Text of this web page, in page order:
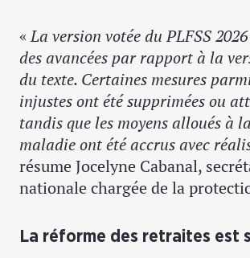
«La version votée du PLFSS
des avancées par rapport à la
du texte. Certaines mesures
injustes ont été supprimées ou
tandis que les moyens alloués à
maladie ont été accrus avec
résume Jocelyne Cabanal,
nationale chargée de la
La réforme des retraites est